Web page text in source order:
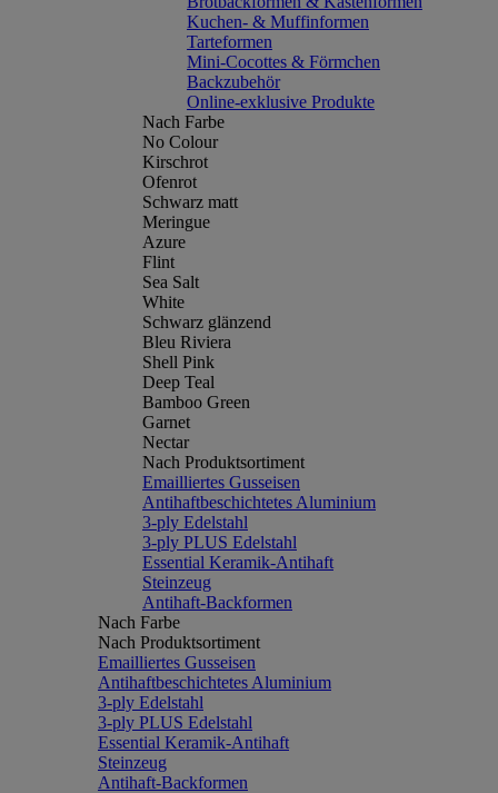
Kuchen- & Muffinformen
Tarteformen
Mini-Cocottes & Förmchen
Backzubehör
Online-exklusive Produkte
Nach Farbe
No Colour
Kirschrot
Ofenrot
Schwarz matt
Meringue
Azure
Flint
Sea Salt
White
Schwarz glänzend
Bleu Riviera
Shell Pink
Deep Teal
Bamboo Green
Garnet
Nectar
Nach Produktsortiment
Emailliertes Gusseisen
Antihaftbeschichtetes Aluminium
3-ply Edelstahl
3-ply PLUS Edelstahl
Essential Keramik-Antihaft
Steinzeug
Antihaft-Backformen
Nach Farbe
Nach Produktsortiment
Emailliertes Gusseisen
Antihaftbeschichtetes Aluminium
3-ply Edelstahl
3-ply PLUS Edelstahl
Essential Keramik-Antihaft
Steinzeug
Antihaft-Backformen